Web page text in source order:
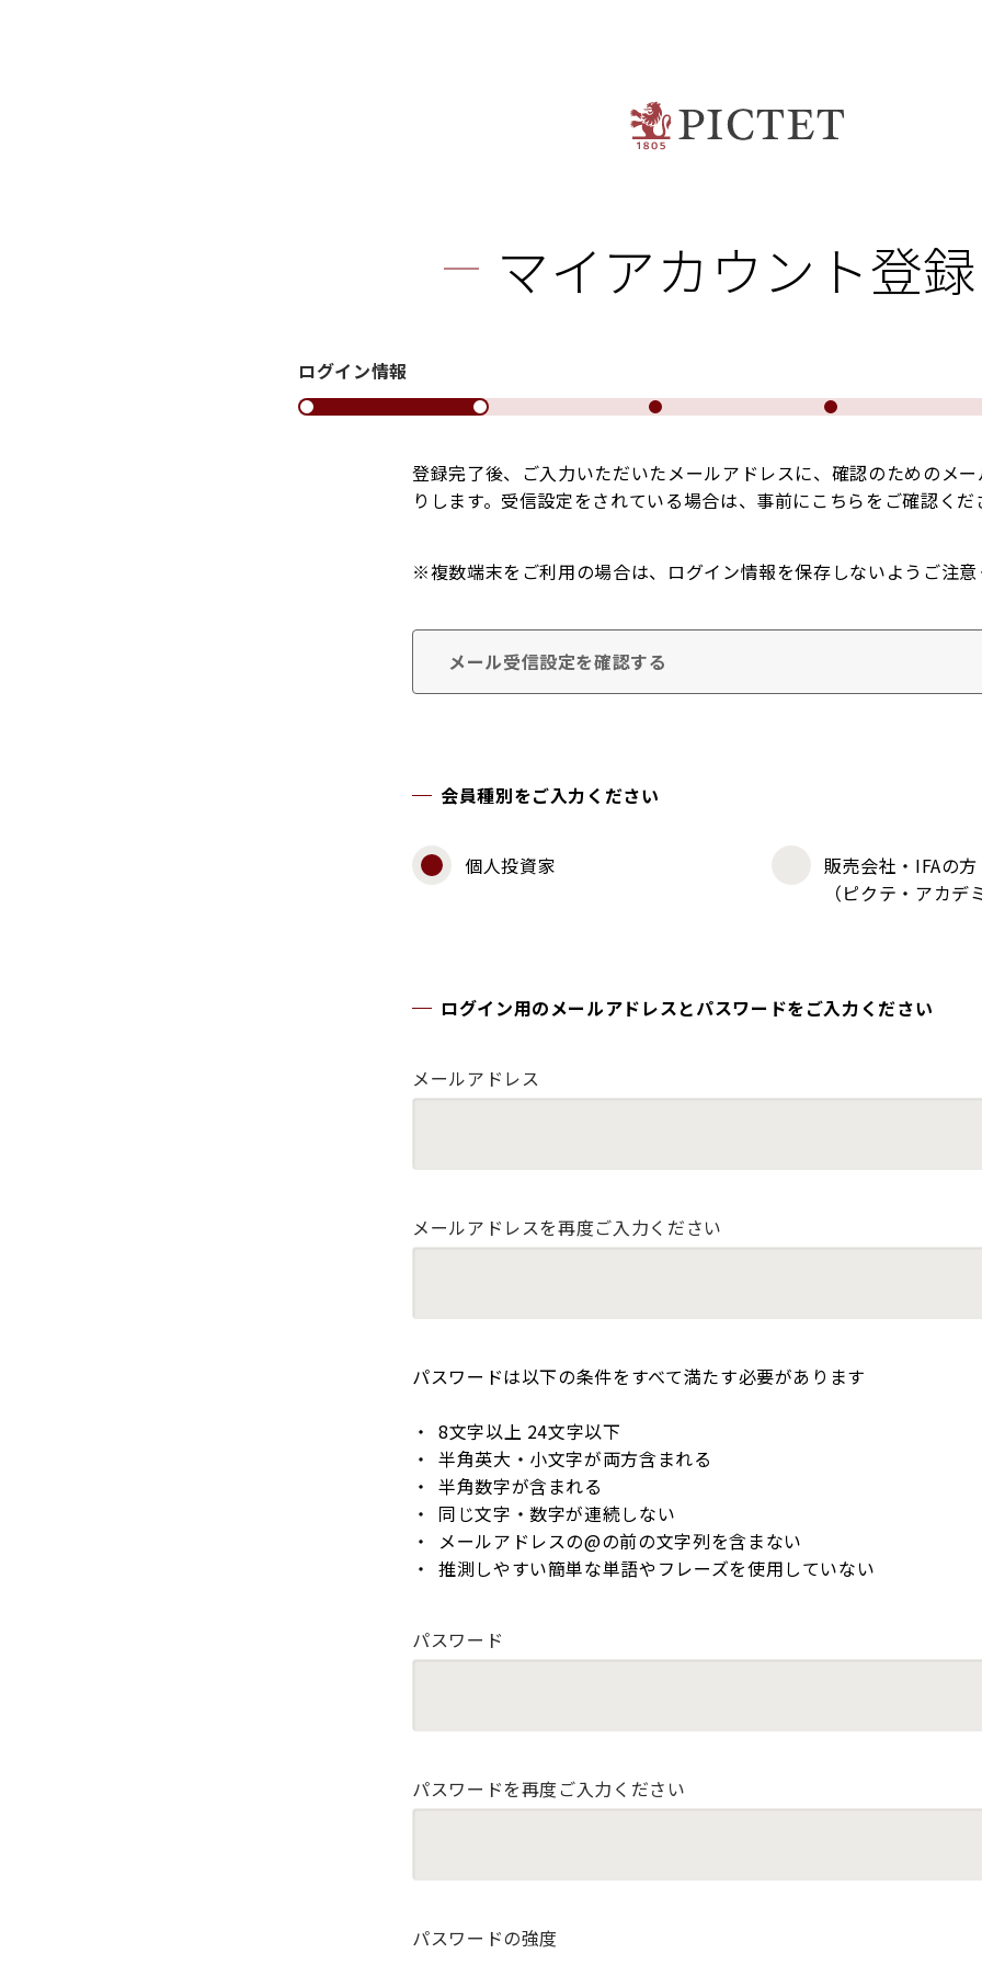
マイアカウント登録
ログイン情報
登録完了後、ご入力いただいたメールアドレスに、確認のためのメ
りします。受信設定をされている場合は、事前にこちらをご確認くだ
※複数端末をご利用の場合は、ログイン情報を保存しないようご注意
メール受信設定を確認する
会員種別をご入力ください
個人投資家
販売会社・IFAの方
（ピクテ・アカデ
ログイン用のメールアドレスとパスワードをご入力ください
メールアドレス
メールアドレスを再度ご入力ください
パスワードは以下の条件をすべて満たす必要があります
8文字以上 24文字以下
半角英大・小文字が両方含まれる
半角数字が含まれる
同じ文字・数字が連続しない
メールアドレスの@の前の文字列を含まない
推測しやすい簡単な単語やフレーズを使用していない
パスワード
パスワードを再度ご入力ください
パスワードの強度